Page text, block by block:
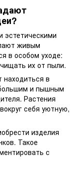
эстетическими
живым
в особом уходе:
их от пыли.
находиться в
и пышным
Растения
себя уютную,
изделия
Такое
с